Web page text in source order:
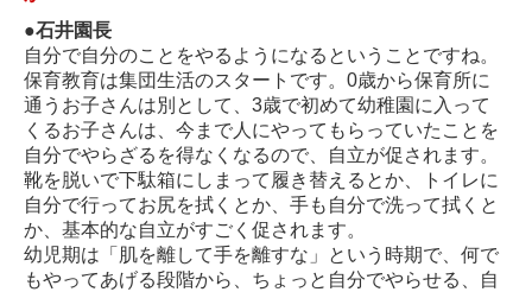
●石井園長
自分で自分のことをやるようになるということですね。
保育教育は集団生活のスタートです。0歳から保育所に
通うお子さんは別として、3歳で初めて幼稚園に入って
くるお子さんは、今まで人にやってもらっていたことを
自分でやらざるを得なくなるので、自立が促されます。
靴を脱いで下駄箱にしまって履き替えるとか、トイレに
自分で行ってお尻を拭くとか、手も自分で洗って拭くと
か、基本的な自立がすごく促されます。
幼児期は「肌を離して手を離すな」という時期で、何で
もやってあげる段階から、ちょっと自分でやらせる、自